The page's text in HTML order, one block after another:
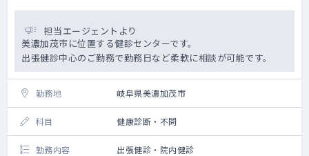
担当エージェントより
美濃加茂市に位置する健診センターです。
出張健診中心のご勤務で勤務日など柔軟に相談が可能です。
勤務地 岐阜県美濃加茂市
科目 健康診断・不問
勤務内容 出張健診・院内健診